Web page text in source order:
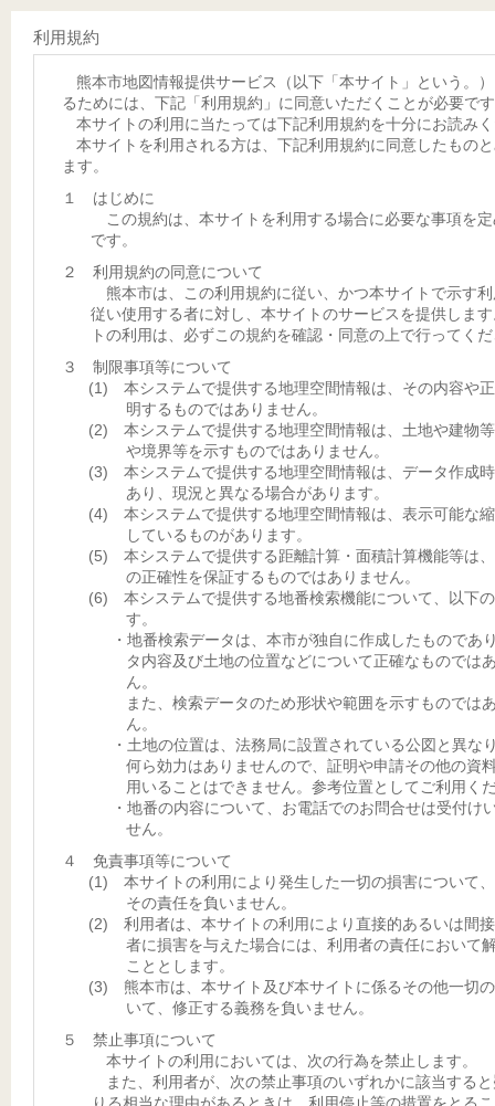
利用規約
熊本市地図情報提供サービス（以下「本サイト」という。
るためには、下記「利用規約」に同意いただくことが必要です
本サイトの利用に当たっては下記利用規約を十分にお読み
本サイトを利用される方は、下記利用規約に同意したもの
ます。
１ はじめに
この規約は、本サイトを利用する場合に必要な事項を
です。
２ 利用規約の同意について
熊本市は、この利用規約に従い、かつ本サイトで示す
従い使用する者に対し、本サイトのサービスを提供しま
トの利用は、必ずこの規約を確認・同意の上で行ってく
３ 制限事項等について
(1) 本システムで提供する地理空間情報は、その内容や
明するものではありません。
(2) 本システムで提供する地理空間情報は、土地や建物
や境界等を示すものではありません。
(3) 本システムで提供する地理空間情報は、データ作成
あり、現況と異なる場合があります。
(4) 本システムで提供する地理空間情報は、表示可能な
しているものがあります。
(5) 本システムで提供する距離計算・面積計算機能等は
の正確性を保証するものではありません。
(6) 本システムで提供する地番検索機能について、以下
す。
・地番検索データは、本市が独自に作成したものであ
タ内容及び土地の位置などについて正確なものでは
ん。
また、検索データのため形状や範囲を示すものでは
ん。
・土地の位置は、法務局に設置されている公図と異な
何ら効力はありませんので、証明や申請その他の資
用いることはできません。参考位置としてご利用く
・地番の内容について、お電話でのお問合せは受付け
せん。
４ 免責事項等について
(1) 本サイトの利用により発生した一切の損害について
その責任を負いません。
(2) 利用者は、本サイトの利用により直接的あるいは間
者に損害を与えた場合には、利用者の責任において
こととします。
(3) 熊本市は、本サイト及び本サイトに係るその他一切
いて、修正する義務を負いません。
５ 禁止事項について
本サイトの利用においては、次の行為を禁止します。
また、利用者が、次の禁止事項のいずれかに該当する